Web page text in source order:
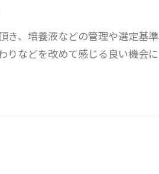
き、培養液などの管理や選定基準
りなどを改めて感じる良い機会に